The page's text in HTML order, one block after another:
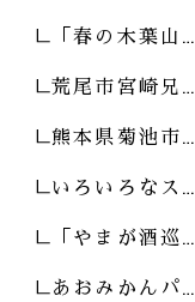
「春の木葉山…
荒尾市宮崎兄…
熊本県菊池市…
いろいろなス…
「やまが酒巡…
あおみかんパ…